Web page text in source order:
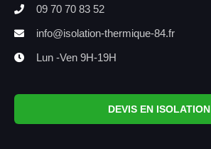
09 70 70 83 52
info@isolation-thermique-84.fr
Lun -Ven 9H-19H
DEVIS EN ISOLATION